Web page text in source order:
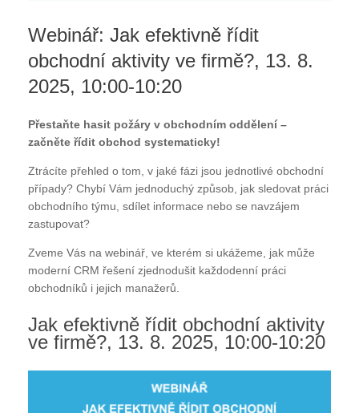
Webinář: Jak efektivně řídit
obchodní aktivity ve firmě?, 13. 8.
2025, 10:00-10:20
Přestaňte hasit požáry v obchodním oddělení –
začněte řídit obchod systematicky!
Ztrácíte přehled o tom, v jaké fázi jsou jednotlivé obchodní
případy? Chybí Vám jednoduchý způsob, jak sledovat práci
obchodního týmu, sdílet informace nebo se navzájem
zastupovat?
Zveme Vás na webinář, ve kterém si ukážeme, jak může
moderní CRM řešení zjednodušit každodenní práci
obchodníků i jejich manažerů.
Jak efektivně řídit obchodní aktivity
ve firmě?, 13. 8. 2025, 10:00-10:20